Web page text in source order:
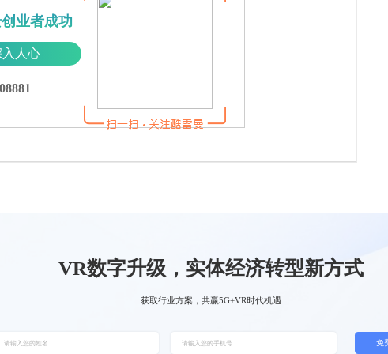
业者成功
人心
VR数字升级，实体经济转型新方式
获取行业方案，共赢5G+VR时代机遇
免